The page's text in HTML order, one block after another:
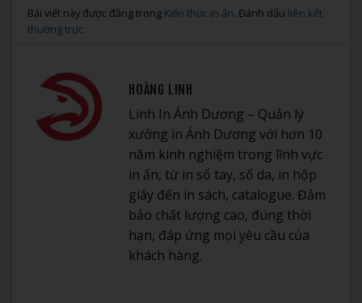
Bài viết này được đăng trong Kiến thức in ấn. Đánh dấu liên kết
thường trực.
HOÀNG LINH
Linh In Ánh Dương – Quản lý
xưởng in Ánh Dương với hơn 10
năm kinh nghiệm trong lĩnh vực
in ấn, từ in sổ tay, sổ da, in hộp
giấy đến in sách, catalogue. Đảm
bảo chất lượng cao, đúng thời
hạn, đáp ứng mọi yêu cầu của
khách hàng.